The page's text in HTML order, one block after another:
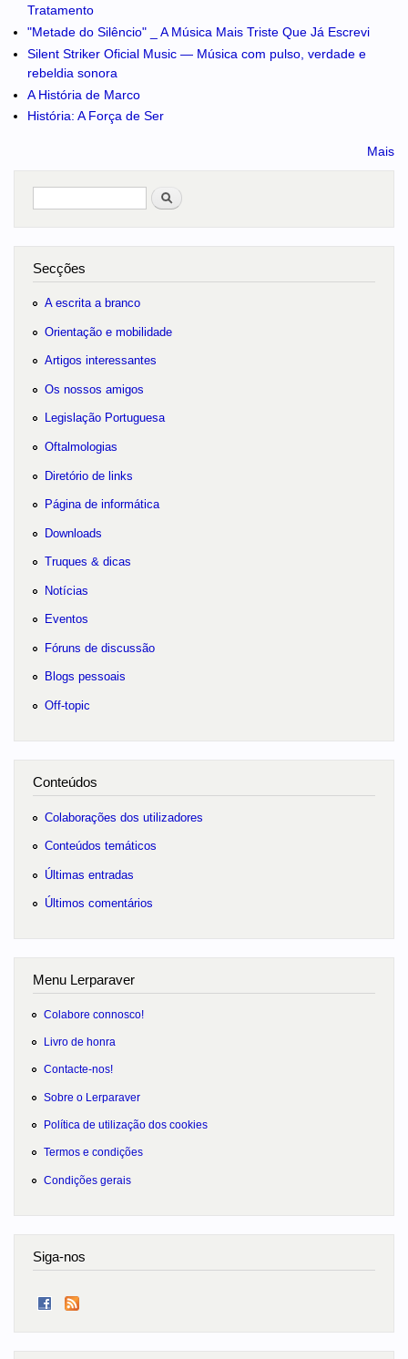
Tratamento
"Metade do Silêncio" _ A Música Mais Triste Que Já Escrevi
Silent Striker Oficial Music — Música com pulso, verdade e
rebeldia sonora
A História de Marco
História: A Força de Ser
Mais
Pesquisar
Secções
A escrita a branco
Orientação e mobilidade
Artigos interessantes
Os nossos amigos
Legislação Portuguesa
Oftalmologias
Diretório de links
Página de informática
Downloads
Truques & dicas
Notícias
Eventos
Fóruns de discussão
Blogs pessoais
Off-topic
Conteúdos
Colaborações dos utilizadores
Conteúdos temáticos
Últimas entradas
Últimos comentários
Menu Lerparaver
Colabore connosco!
Livro de honra
Contacte-nos!
Sobre o Lerparaver
Política de utilização dos cookies
Termos e condições
Condições gerais
Siga-nos